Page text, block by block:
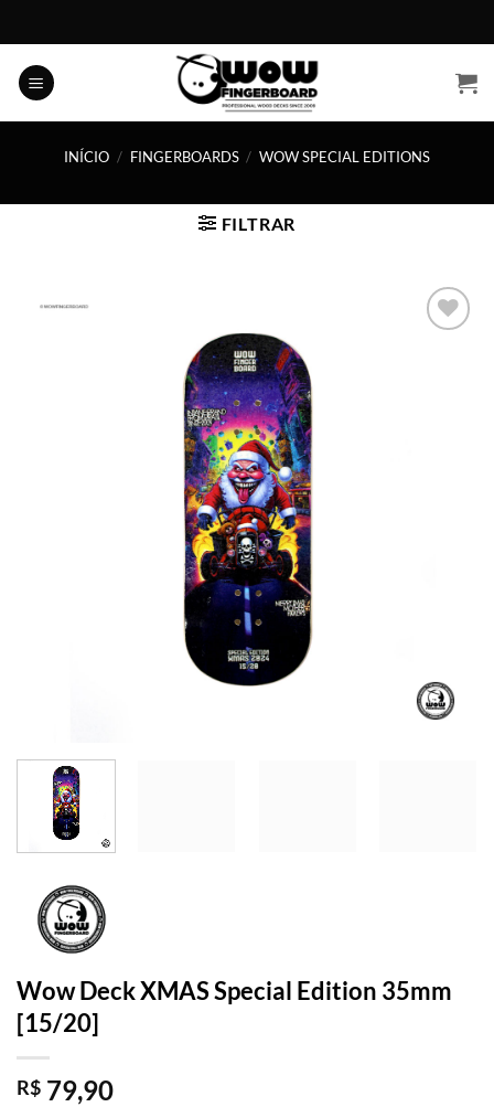
to
content
INÍCIO / FINGERBOARDS / WOW SPECIAL EDITIONS
FILTRAR
Wow Deck XMAS Special Edition 35mm
[15/20]
R$ 79,90